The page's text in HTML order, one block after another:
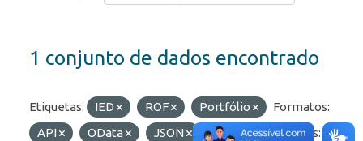
1 conjunto de dados encontrado
Etiquetas: IED ROF Portfólio
Formatos:
API
OData JSON HTML
Licenças: